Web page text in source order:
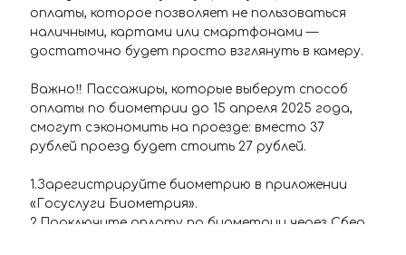
оплаты, которое позволяет не пользоваться
наличными, картами или смартфонами —
достаточно будет просто взглянуть в камеру.
Важно‼️ Пассажиры, которые выберут способ
оплаты по биометрии до 15 апреля 2025 года,
смогут сэкономить на проезде: вместо 37
рублей проезд будет стоить 27 рублей.
1.Зарегистрируйте биометрию в приложении
«Госуслуги Биометрия».
2.Подключите оплату по биометрии через Сбер